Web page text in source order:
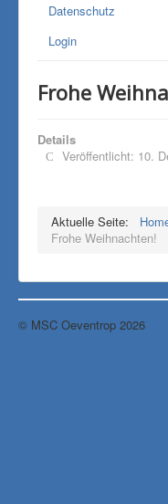
Datenschutz
Login
Frohe
Details
Veröffentlicht: 10.
Aktuelle Seite:
Frohe Weihnachten!
© MSC Oeventrop 2026